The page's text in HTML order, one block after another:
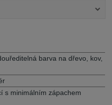
barva na dřevo, kov,
s minimálním zápachem